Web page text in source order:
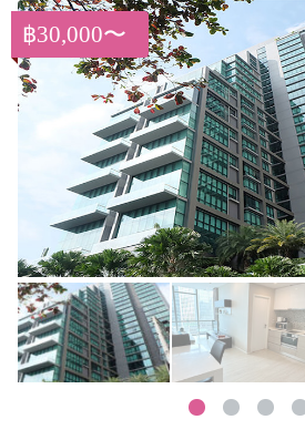
฿30,000〜